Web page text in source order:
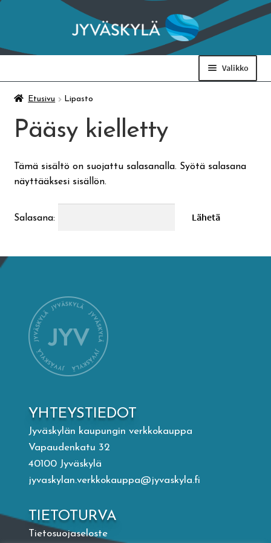
Siirry
navigointiin
Siirry
sisältöön
Valikko
Taidemuseo & Ratamo
Suomen käsityön museo
Skeittihalli
Taideapteekki
Kirjasto
Valon Kaupunki
Lasten Lysti & LystiKylä-festivaali
English
Etusivu Lipasto
Pääsy kielletty
Tämä sisältö on suojattu salasanalla. Syötä salasana
näyttääksesi sisällön.
Salasana:
YHTEYSTIEDOT
Jyväskylän kaupungin verkkokauppa
Vapaudenkatu 32
40100 Jyväskylä
jyvaskylan.verkkokauppa@jyvaskyla.fi
TIETOTURVA
Tietosuojaseloste